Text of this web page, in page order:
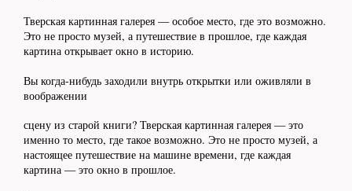
Тверская картинная галерея — особое место, где это возможно.
Это не просто музей, а путешествие в прошлое, где каждая
картина открывает окно в историю.
Вы когда-нибудь заходили внутрь открытки или оживляли в
воображении
сцену из старой книги? Тверская картинная галерея — это
именно то место, где такое возможно. Это не просто музей, а
настоящее путешествие на машине времени, где каждая
картина — это окно в прошлое.